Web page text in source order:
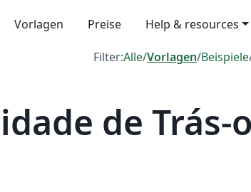
Vorlagen Preise Help & resources
Filter:Alle/Vorlagen/Beispiele
de Trás-